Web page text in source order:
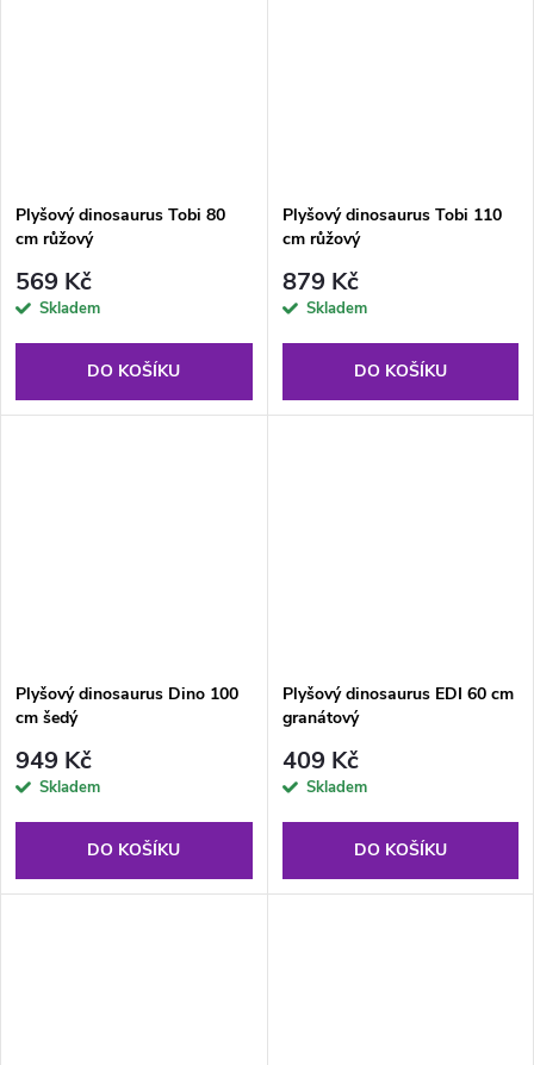
Plyšový dinosaurus Tobi 80
cm růžový
569 Kč
Skladem
DO KOŠÍKU
Plyšový dinosaurus Tobi 110
cm růžový
879 Kč
Skladem
DO KOŠÍKU
Plyšový dinosaurus Dino 100
cm šedý
949 Kč
Skladem
DO KOŠÍKU
Plyšový dinosaurus EDI 60 cm
granátový
409 Kč
Skladem
DO KOŠÍKU